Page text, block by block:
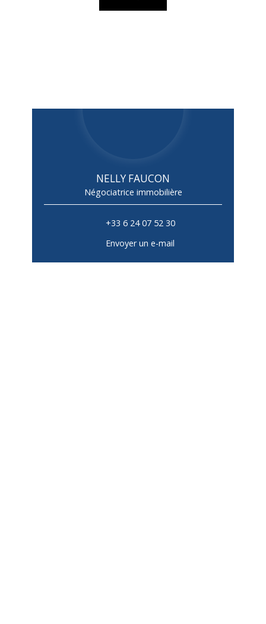
NELLY FAUCON
Négociatrice immobilière
+33 6 24 07 52 30
Envoyer un e-mail